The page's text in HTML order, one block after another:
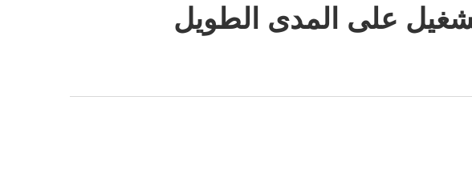
على المدى الطويل